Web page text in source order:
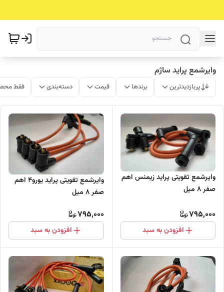
وایرشمع پراید ساژم
پربازدیدترین برندها قیمت دسته‌بندی فقط
وایرشمع تقویتی پراید زیمنس اهم
صفر 8 میل
795,000
افزودن به سبد
وایرشمع تقویتی پراید یورو4 اهم
صفر 8 میل
795,000
افزودن به سبد